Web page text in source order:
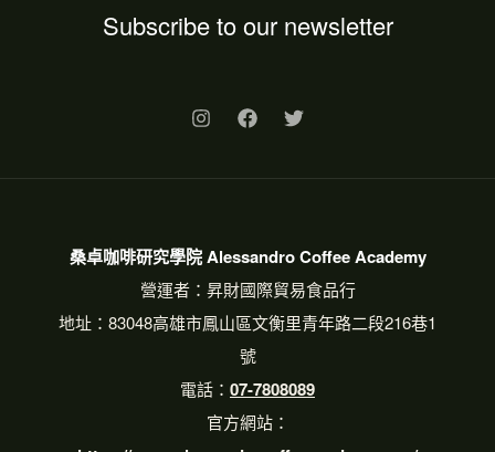
Subscribe to our newsletter
桑卓咖啡研究學院 Alessandro Coffee Academy
營運者：昇財國際貿易食品行
地址：83048高雄市鳳山區文衡里青年路二段216巷1
號
電話： 07-7808089
官方網站：